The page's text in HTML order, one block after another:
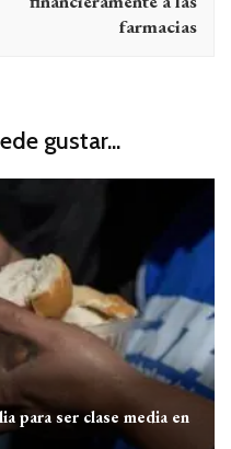
farmacias
gustar...
para ser clase media en